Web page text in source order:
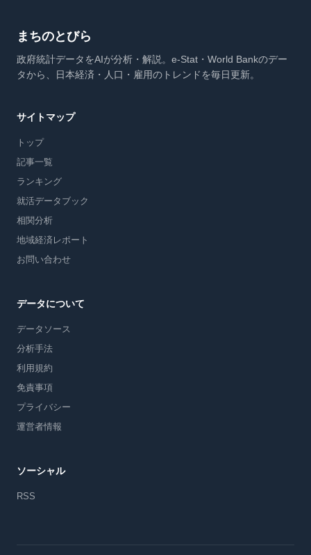
まちのとびら
政府統計データをAIが分析・解説。e-Stat・World Bankのデー
タから、日本経済・人口・雇用のトレンドを毎日更新。
サイトマップ
トップ
記事一覧
ランキング
就活データブック
相関分析
地域経済レポート
お問い合わせ
データについて
データソース
分析手法
利用規約
免責事項
プライバシー
運営者情報
ソーシャル
RSS